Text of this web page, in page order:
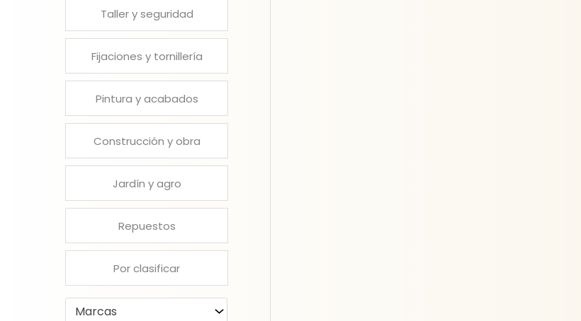
Taller y seguridad
Fijaciones y tornillería
Pintura y acabados
Construcción y obra
Jardín y agro
Repuestos
Por clasificar
Marcas